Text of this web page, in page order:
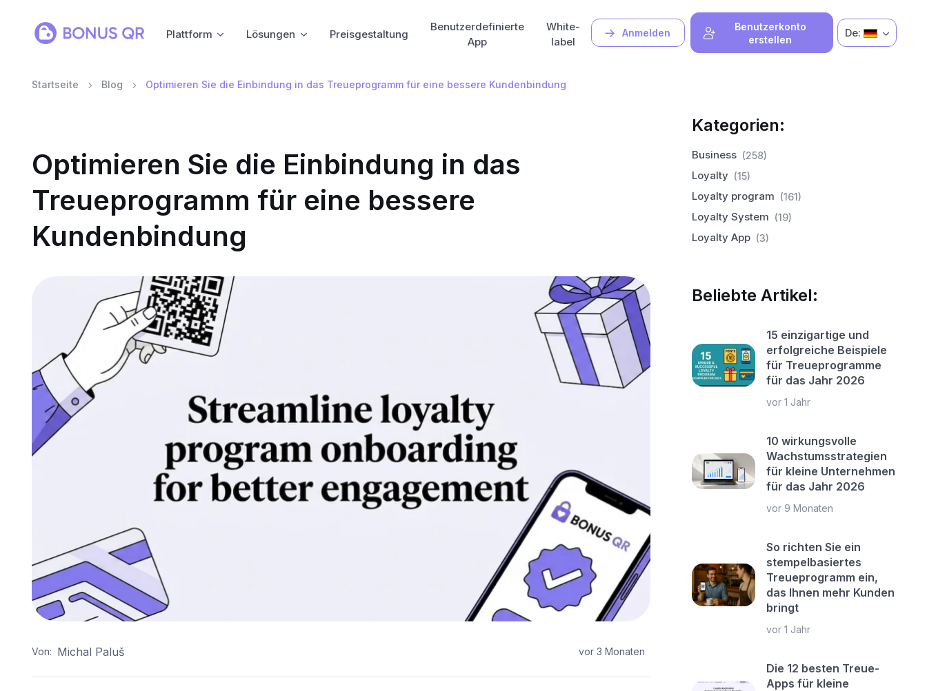
Anmelden
Benutzerkonto
erstellen
Plattform Lösungen Preisgestaltung
Benutzerdefinierte
App
White-
label
De:
Startseite Blog Optimieren Sie die Einbindung in das Treueprogramm für eine bessere Kundenbindung
Optimieren Sie die Einbindung in das
Treueprogramm für eine bessere
Kundenbindung
Von: Michal Paluš vor 3 Monaten
Kategorien:
Business (258)
Loyalty (15)
Loyalty program (161)
Loyalty System (19)
Loyalty App (3)
Beliebte Artikel:
15 einzigartige und
erfolgreiche Beispiele
für Treueprogramme
für das Jahr 2026
vor 1 Jahr
10 wirkungsvolle
Wachstumsstrategien
für kleine Unternehmen
für das Jahr 2026
vor 9 Monaten
So richten Sie ein
stempelbasiertes
Treueprogramm ein,
das Ihnen mehr Kunden
bringt
vor 1 Jahr
Die 12 besten Treue-
Apps für kleine